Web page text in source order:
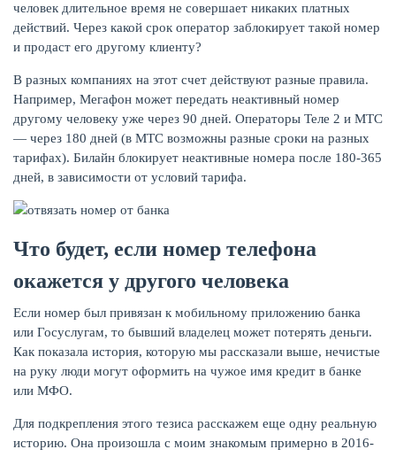
человек длительное время не совершает никаких платных
действий. Через какой срок оператор заблокирует такой номер
и продаст его другому клиенту?
В разных компаниях на этот счет действуют разные правила.
Например, Мегафон может передать неактивный номер
другому человеку уже через 90 дней. Операторы Теле 2 и МТС
— через 180 дней (в МТС возможны разные сроки на разных
тарифах). Билайн блокирует неактивные номера после 180-365
дней, в зависимости от условий тарифа.
Что будет, если номер телефона
окажется у другого человека
Если номер был привязан к мобильному приложению банка
или Госуслугам, то бывший владелец может потерять деньги.
Как показала история, которую мы рассказали выше, нечистые
на руку люди могут оформить на чужое имя кредит в банке
или МФО.
Для подкрепления этого тезиса расскажем еще одну реальную
историю. Она произошла с моим знакомым примерно в 2016-